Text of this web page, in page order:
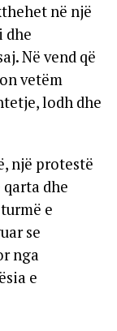
në një
dhe
Në vend që
vetëm
lodh dhe
një protestë
dhe
e
se
nga
e